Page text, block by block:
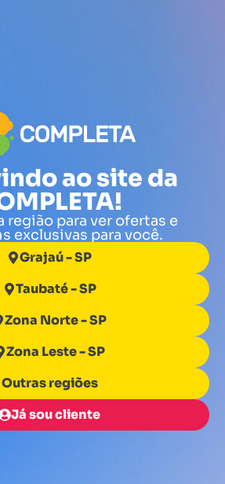
ao site da
região para ver ofertas e
exclusivas para você.
Grajaú - SP
Taubaté - SP
Zona Norte - SP
Zona Leste - SP
Outras regiões
Já sou cliente